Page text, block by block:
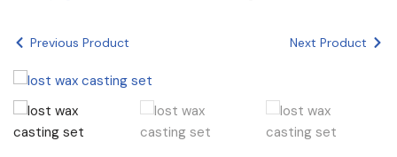
Previous Product Next Product